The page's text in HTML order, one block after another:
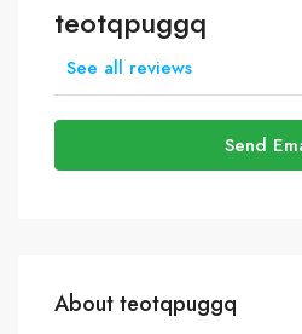
teotqpuggq
See all reviews
Send
About teotqpuggq